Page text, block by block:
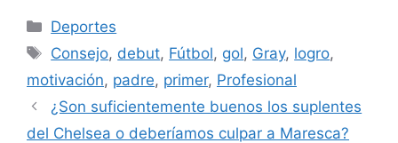
Categorías
Deportes
Etiquetas
Consejo, debut, Fútbol, gol, Gray, logro,
motivación, padre, primer, Profesional
¿Son suficientemente buenos los suplentes
del Chelsea o deberíamos culpar a Maresca?